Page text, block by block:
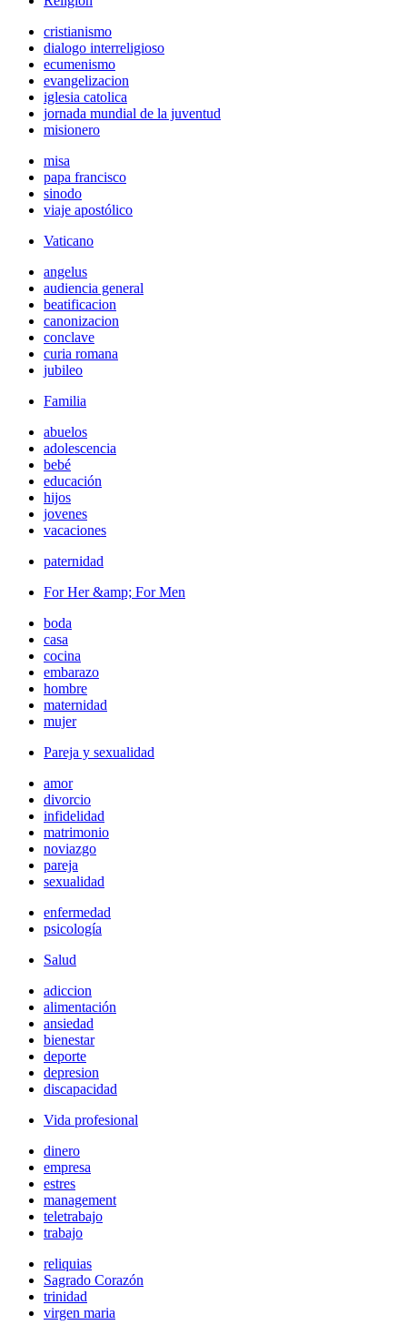
cristianismo
dialogo interreligioso
ecumenismo
evangelizacion
iglesia catolica
jornada mundial de la juventud
misionero
misa
papa francisco
sinodo
viaje apostólico
Vaticano
angelus
audiencia general
beatificacion
canonizacion
conclave
curia romana
jubileo
Familia
abuelos
adolescencia
bebé
educación
hijos
jovenes
vacaciones
paternidad
For Her &amp; For Men
boda
casa
cocina
embarazo
hombre
maternidad
mujer
Pareja y sexualidad
amor
divorcio
infidelidad
matrimonio
noviazgo
pareja
sexualidad
enfermedad
psicología
Salud
adiccion
alimentación
ansiedad
bienestar
deporte
depresion
discapacidad
Vida profesional
dinero
empresa
estres
management
teletrabajo
trabajo
reliquias
Sagrado Corazón
trinidad
virgen maria